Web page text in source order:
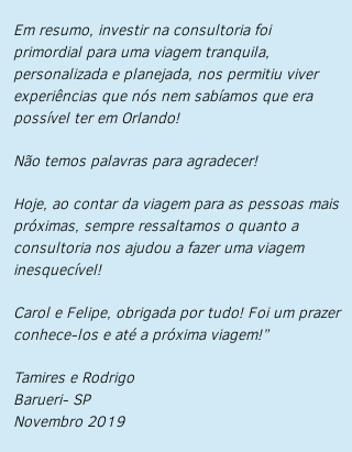
Em resumo, investir na consultoria foi
primordial para uma viagem tranquila,
personalizada e planejada, nos permitiu viver
experiências que nós nem sabíamos que era
possível ter em Orlando!
Não temos palavras para agradecer!
Hoje, ao contar da viagem para as pessoas mais
próximas, sempre ressaltamos o quanto a
consultoria nos ajudou a fazer uma viagem
inesquecível!
Carol e Felipe, obrigada por tudo! Foi um prazer
conhece-los e até a próxima viagem!”
Tamires e Rodrigo
Barueri- SP
Novembro 2019